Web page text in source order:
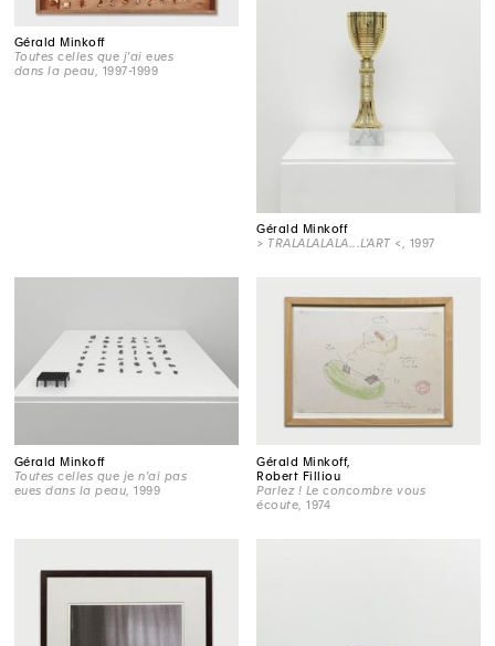
Gérald Minkoff
Toutes celles que j'ai eues
dans la peau , 1997-1999
Gérald Minkoff
> TRALALALALA...L'ART <
, 1997
Gérald Minkoff
Toutes celles que je n'ai pas
eues dans la peau , 1999
Gérald Minkoff,
Robert Filliou
Parlez ! Le concombre vous
écoute , 1974